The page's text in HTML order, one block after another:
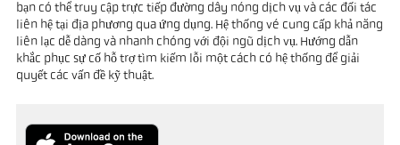
bạn có thể truy cập trực tiếp đường dây nóng dịch vụ và các đối tác
liên hệ tại địa phương qua ứng dụng. Hệ thống vé cung cấp khả năng
liên lạc dễ dàng và nhanh chóng với đội ngũ dịch vụ. Hướng dẫn
khắc phục sự cố hỗ trợ tìm kiếm lỗi một cách có hệ thống để giải
quyết các vấn đề kỹ thuật.